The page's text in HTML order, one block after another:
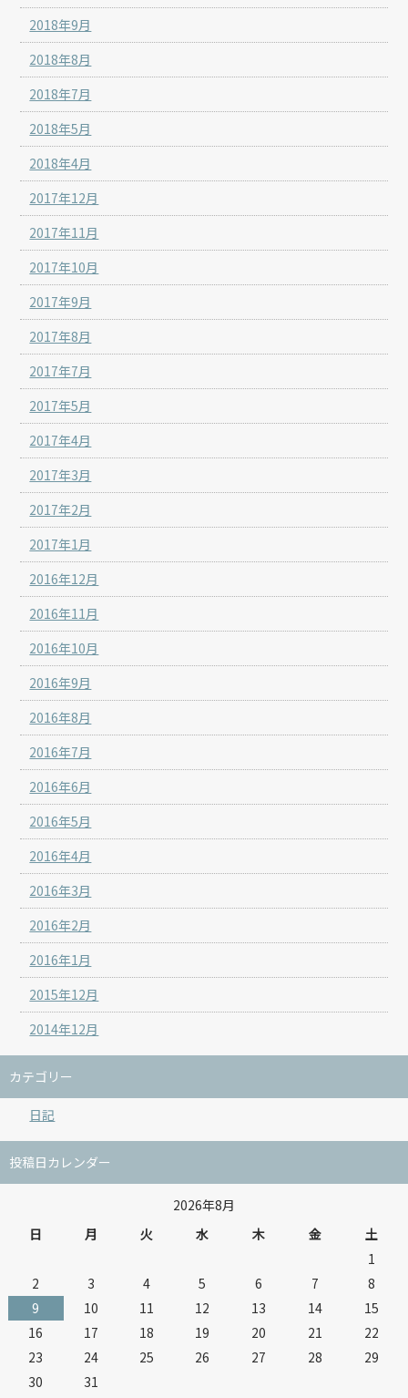
2018年9月
2018年8月
2018年7月
2018年5月
2018年4月
2017年12月
2017年11月
2017年10月
2017年9月
2017年8月
2017年7月
2017年5月
2017年4月
2017年3月
2017年2月
2017年1月
2016年12月
2016年11月
2016年10月
2016年9月
2016年8月
2016年7月
2016年6月
2016年5月
2016年4月
2016年3月
2016年2月
2016年1月
2015年12月
2014年12月
カテゴリー
日記
投稿日カレンダー
2026年8月
日
月 火 水 木 金 土
1
2
3 4 5 6 7
8
9
10 11 12 13 14
15
16
17 18 19 20 21
22
23
24 25 26 27 28
29
30
31